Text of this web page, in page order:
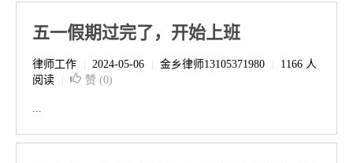
五一假期过完了，开始上班
律师工作 2024-05-06 金乡律师13105371980
1166 人
阅读
赞 (0)
...